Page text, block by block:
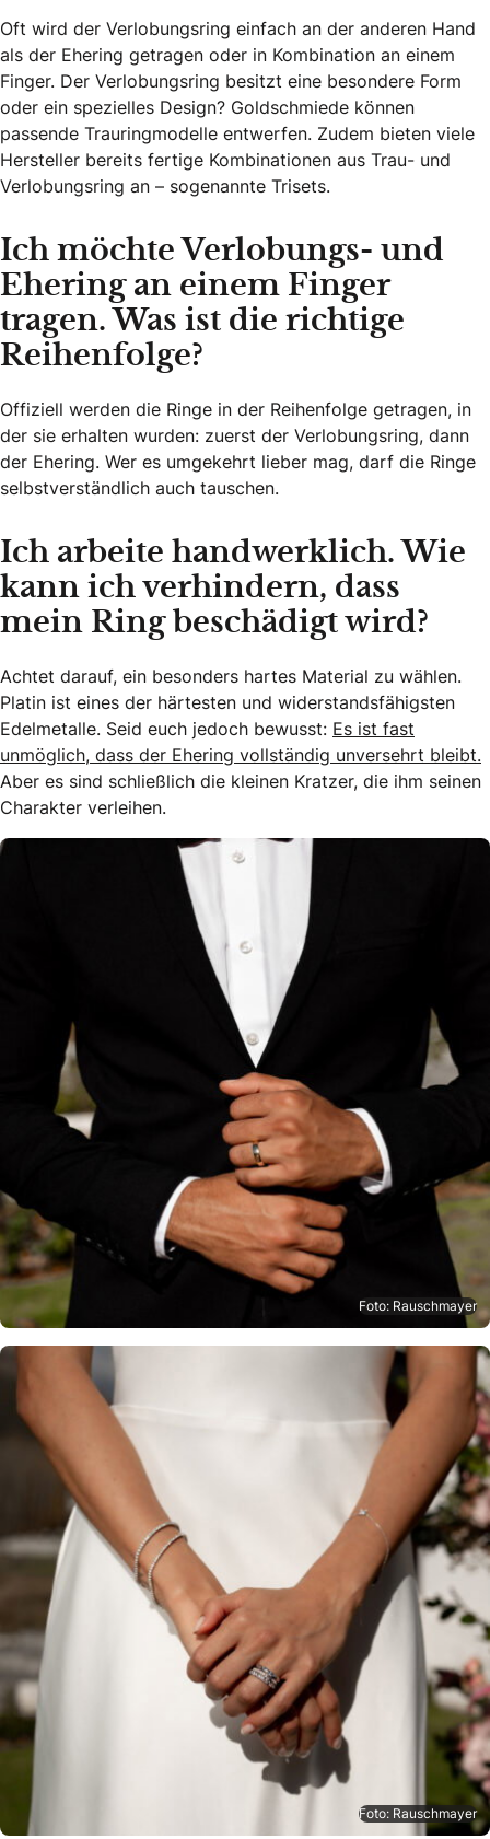
Oft wird der Verlobungsring einfach an der anderen Hand
als der Ehering getragen oder in Kombination an einem
Finger. Der Verlobungsring besitzt eine besondere Form
oder ein spezielles Design? Goldschmiede können
passende Trauringmodelle entwerfen. Zudem bieten viele
Hersteller bereits fertige Kombinationen aus Trau- und
Verlobungsring an – sogenannte Trisets.
Ich möchte Verlobungs- und
Ehering an einem Finger
tragen. Was ist die richtige
Reihenfolge?
Offiziell werden die Ringe in der Reihenfolge getragen, in
der sie erhalten wurden: zuerst der Verlobungsring, dann
der Ehering. Wer es umgekehrt lieber mag, darf die Ringe
selbstverständlich auch tauschen.
Ich arbeite handwerklich. Wie
kann ich verhindern, dass
mein Ring beschädigt wird?
Achtet darauf, ein besonders hartes Material zu wählen.
Platin ist eines der härtesten und widerstandsfähigsten
Edelmetalle. Seid euch jedoch bewusst: Es ist fast
unmöglich, dass der Ehering vollständig unversehrt bleibt.
Aber es sind schließlich die kleinen Kratzer, die ihm seinen
Charakter verleihen.
Foto: Rauschmayer
Foto: Rauschmayer